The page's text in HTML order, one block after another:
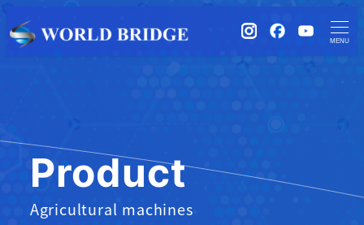
instagramFacebook
MENU
Product
Agricultural machines